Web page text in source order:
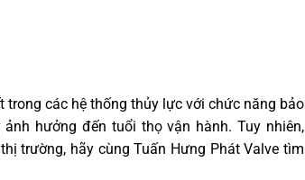
các hệ thống thủy lực với chức năng bảo
hưởng đến tuổi thọ vận hành. Tuy nhiên,
trường, hãy cùng Tuấn Hưng Phát Valve tìm